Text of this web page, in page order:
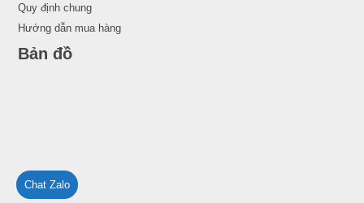
Chat Zalo
Quy định chung
Hướng dẫn mua hàng
Bản đồ